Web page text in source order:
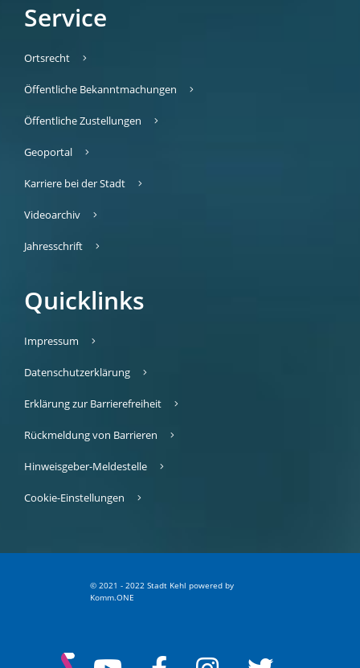
Service
Ortsrecht
Öffentliche Bekanntmachungen
Öffentliche Zustellungen
Geoportal
Karriere bei der Stadt
Videoarchiv
Jahresschrift
Quicklinks
Impressum
Datenschutzerklärung
Erklärung zur Barrierefreiheit
Rückmeldung von Barrieren
Hinweisgeber-Meldestelle
Cookie-Einstellungen
© 2021 - 2022 Stadt Kehl powered by
Komm.ONE